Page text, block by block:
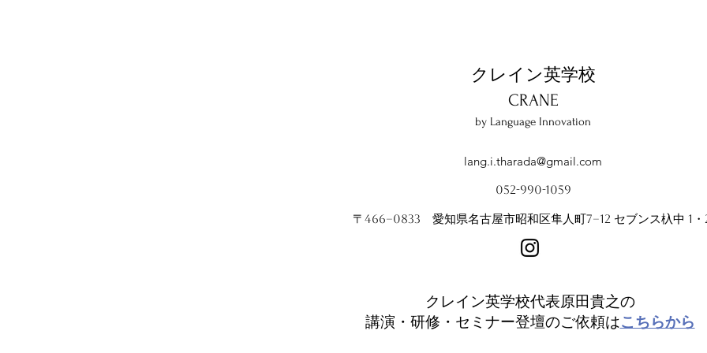
クレイン英学校
​CRANE
by Language Innovation
lang.i.tharada@gmail.com
052-990-1059
〒466−0833 愛知県名古屋市昭和区隼人町7−12 セブンス杁中 1・
クレイン英学校代表原田貴之の
講演・研修・セミナー登壇のご依頼はこちらから